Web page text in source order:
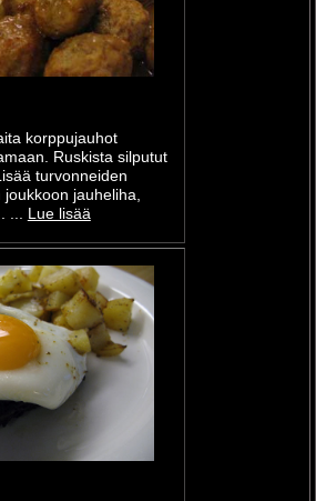
korppujauhot
Ruskista silputut
turvonneiden
jauheliha,
... Lue lisää